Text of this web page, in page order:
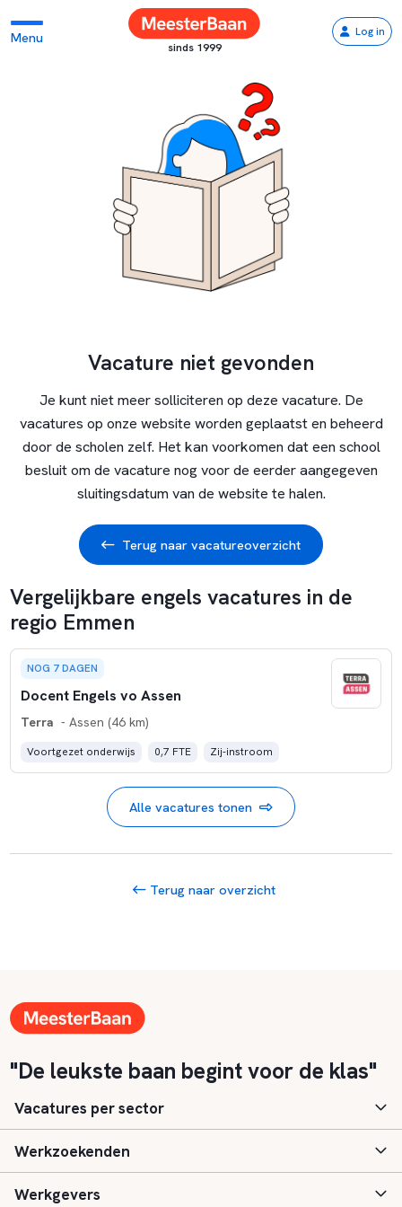
Menu
sinds 1999
Log in
Vacature niet gevonden
Je kunt niet meer solliciteren op deze vacature. De
vacatures op onze website worden geplaatst en beheerd
door de scholen zelf. Het kan voorkomen dat een school
besluit om de vacature nog voor de eerder aangegeven
sluitingsdatum van de website te halen.
Terug naar vacatureoverzicht
Vergelijkbare engels vacatures in de
regio Emmen
NOG 7 DAGEN
Docent Engels vo Assen
Terra - Assen (46 km)
Voortgezet onderwijs 0,7 FTE Zij-instroom
Alle vacatures tonen
Terug naar overzicht
"De leukste baan begint voor de klas"
Vacatures per sector
Basisonderwijs
Speciaal (basis) onderwijs
Werkzoekenden
Aanmelden
Werkgevers